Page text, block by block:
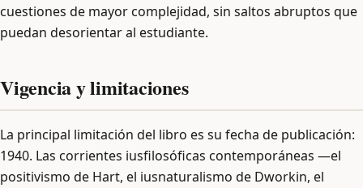
cuestiones de mayor complejidad, sin saltos abruptos que
puedan desorientar al estudiante.
Vigencia y limitaciones
La principal limitación del libro es su fecha de publicación:
1940. Las corrientes iusfilosóficas contemporáneas —el
positivismo de Hart, el iusnaturalismo de Dworkin, el